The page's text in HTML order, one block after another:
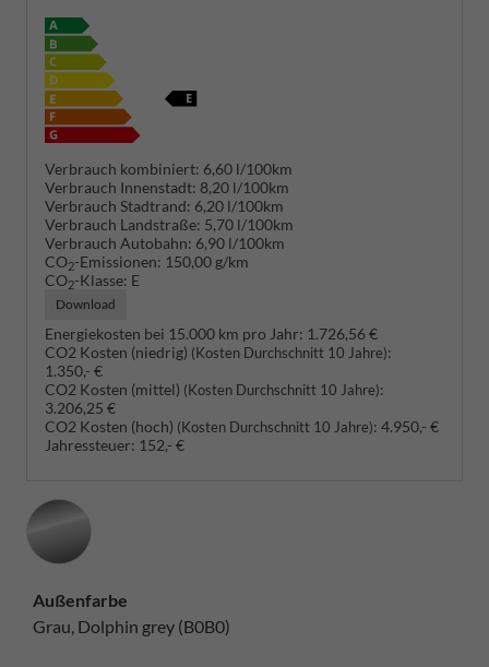
Verbrauch kombiniert: 6,60 l/100km
Verbrauch Innenstadt: 8,20 l/100km
Verbrauch Stadtrand: 6,20 l/100km
Verbrauch Landstraße: 5,70 l/100km
Verbrauch Autobahn: 6,90 l/100km
CO2-Emissionen: 150,00 g/km
CO2-Klasse: E
Download
Energiekosten bei 15.000 km pro Jahr: 1.726,56 €
CO2 Kosten (niedrig) (Kosten Durchschnitt 10 Jahre):
1.350,- €
CO2 Kosten (mittel) (Kosten Durchschnitt 10 Jahre):
3.206,25 €
CO2 Kosten (hoch) (Kosten Durchschnitt 10 Jahre): 4.950,- €
Jahressteuer: 152,- €
Außenfarbe
Grau, Dolphin grey (B0B0)